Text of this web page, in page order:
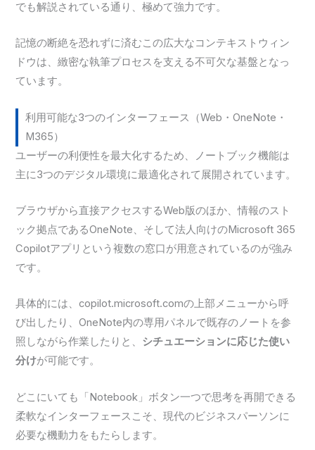
でも解説されている通り、極めて強力です。
記憶の断絶を恐れずに済むこの広大なコンテキストウィン
ドウは、緻密な執筆プロセスを支える不可欠な基盤となっ
ています。
利用可能な3つのインターフェース（Web・OneNote・
M365）
ユーザーの利便性を最大化するため、ノートブック機能は
主に3つのデジタル環境に最適化されて展開されています。
ブラウザから直接アクセスするWeb版のほか、情報のスト
ック拠点であるOneNote、そして法人向けのMicrosoft 365
Copilotアプリという複数の窓口が用意されているのが強み
です。
具体的には、copilot.microsoft.comの上部メニューから呼
び出したり、OneNote内の専用パネルで既存のノートを参
照しながら作業したりと、 シチュエーションに応じた使い
分けが可能です。
どこにいても「Notebook」ボタン一つで思考を再開できる
柔軟なインターフェースこそ、現代のビジネスパーソンに
必要な機動力をもたらします。